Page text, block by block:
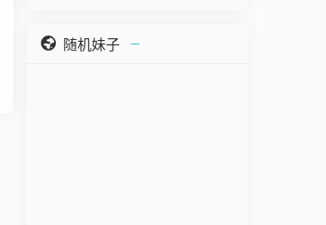
随机妹子